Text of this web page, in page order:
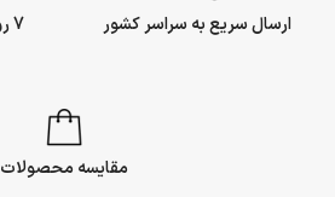
ارسال سریع به سراسر کشور 7 روز ضمانت بازگشت وجه
مقایسه محصولات